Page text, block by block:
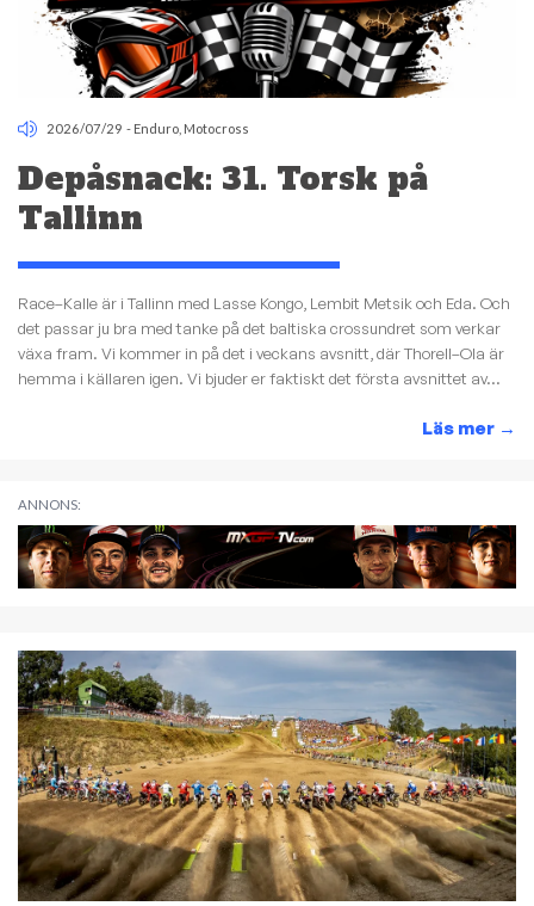
2026/07/29 - Enduro Motocross
Depåsnack: 31. Torsk på
Tallinn
Race–Kalle är i Tallinn med Lasse Kongo, Lembit Metsik och Eda. Och
det passar ju bra med tanke på det baltiska crossundret som verkar
växa fram. Vi kommer in på det i veckans avsnitt, där Thorell–Ola är
hemma i källaren igen. Vi bjuder er faktiskt det första avsnittet av...
Läs mer →
ANNONS: